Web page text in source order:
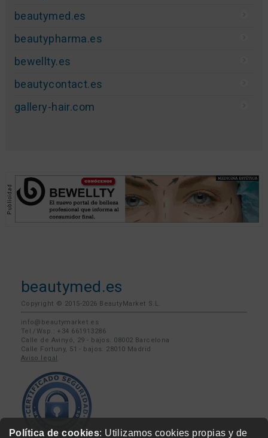
Política de cookies: Utilizamos cookies propias y de
beautymed.es
beautypharma.es
bewellty.es
beautycontact.es
gallery-hair.com
beautymed.es
Copyright © 2015-2026 BeautyMarket S.L.
info@beautymarket.es
Tel./Wsp.: +34 661913286
Calle de Avinyó, 29 - bajos. 08002 Barcelona
Calle Fortuny, 51 - bajos. 28010 Madrid
Aviso legal